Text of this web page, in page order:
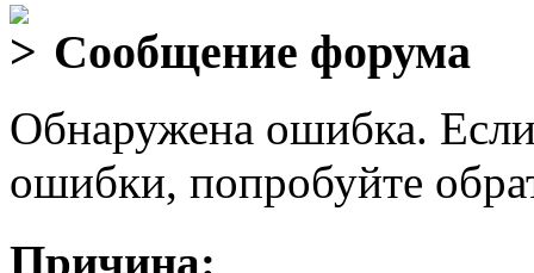
Сообщение форума
Обнаружена ошибка.
ошибки, попробуйте
Причина: